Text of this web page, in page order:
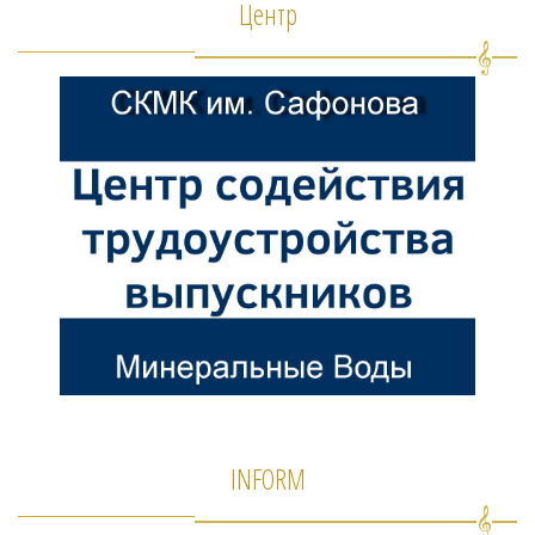
Центр
INFORM